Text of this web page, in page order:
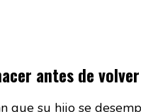
antes de
que su hijo se